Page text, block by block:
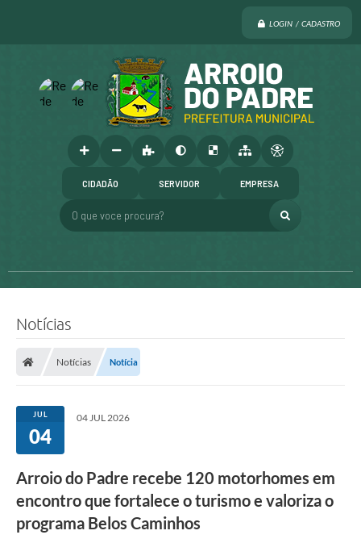
LOGIN / CADASTRO
O que voce procura?
CIDADÃO SERVIDOR EMPRESA
Notícias
Notícias Notícia
JUL
04
04 JUL 2026
Arroio do Padre recebe 120 motorhomes em
encontro que fortalece o turismo e valoriza o
programa Belos Caminhos